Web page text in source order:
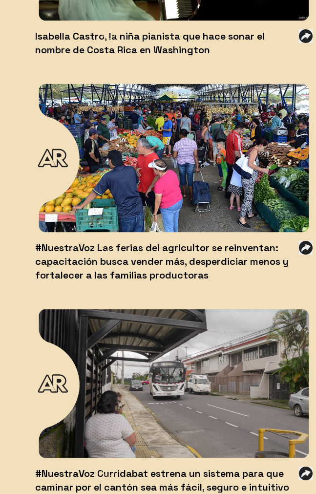
Isabella Castro, la niña pianista que hace sonar el
nombre de Costa Rica en Washington
#NuestraVoz Las ferias del agricultor se reinventan:
capacitación busca vender más, desperdiciar menos y
fortalecer a las familias productoras
#NuestraVoz Curridabat estrena un sistema para que
caminar por el cantón sea más fácil, seguro e intuitivo